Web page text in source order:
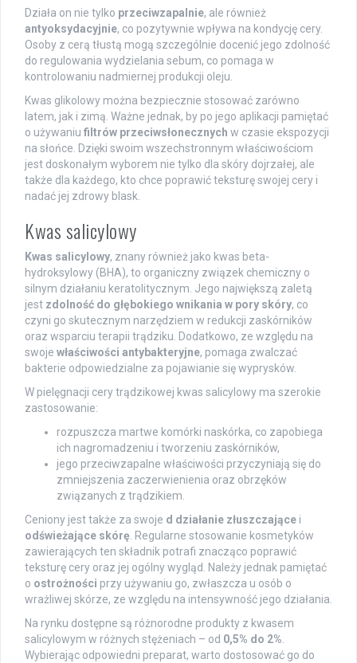
Działa on nie tylko przeciwzapalnie, ale również
antyoksydacyjnie, co pozytywnie wpływa na kondycję cery.
Osoby z cerą tłustą mogą szczególnie docenić jego zdolność
do regulowania wydzielania sebum, co pomaga w
kontrolowaniu nadmiernej produkcji oleju.
Kwas glikolowy można bezpiecznie stosować zarówno
latem, jak i zimą. Ważne jednak, by po jego aplikacji pamiętać
o używaniu filtrów przeciwsłonecznych w czasie ekspozycji
na słońce. Dzięki swoim wszechstronnym właściwościom
jest doskonałym wyborem nie tylko dla skóry dojrzałej, ale
także dla każdego, kto chce poprawić teksturę swojej cery i
nadać jej zdrowy blask.
Kwas salicylowy
Kwas salicylowy, znany również jako kwas beta-
hydroksylowy (BHA), to organiczny związek chemiczny o
silnym działaniu keratolitycznym. Jego największą zaletą
jest zdolność do głębokiego wnikania w pory skóry, co
czyni go skutecznym narzędziem w redukcji zaskórników
oraz wsparciu terapii trądziku. Dodatkowo, ze względu na
swoje właściwości antybakteryjne, pomaga zwalczać
bakterie odpowiedzialne za pojawianie się wyprysków.
W pielęgnacji cery trądzikowej kwas salicylowy ma szerokie
zastosowanie:
rozpuszcza martwe komórki naskórka, co zapobiega
ich nagromadzeniu i tworzeniu zaskórników,
jego przeciwzapalne właściwości przyczyniają się do
zmniejszenia zaczerwienienia oraz obrzęków
związanych z trądzikiem.
Ceniony jest także za swoje d działanie złuszczające i
odświeżające skórę. Regularne stosowanie kosmetyków
zawierających ten składnik potrafi znacząco poprawić
teksturę cery oraz jej ogólny wygląd. Należy jednak pamiętać
o ostrożności przy używaniu go, zwłaszcza u osób o
wrażliwej skórze, ze względu na intensywność jego działania.
Na rynku dostępne są różnorodne produkty z kwasem
salicylowym w różnych stężeniach – od 0,5% do 2%.
Wybierając odpowiedni preparat, warto dostosować go do